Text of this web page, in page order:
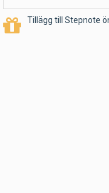
Tillägg till Stepnote